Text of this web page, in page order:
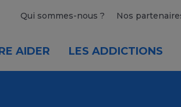
Qui sommes-nous ? Nos
AIDER LES ADDICTIONS